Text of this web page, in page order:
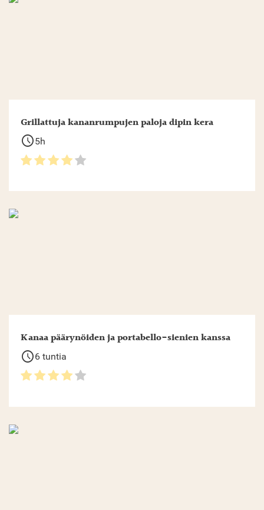
Grillattuja kananrumpujen paloja dipin kera
schedule5h
Kanaa päärynöiden ja portabello-sienien kanssa
schedule6 tuntia